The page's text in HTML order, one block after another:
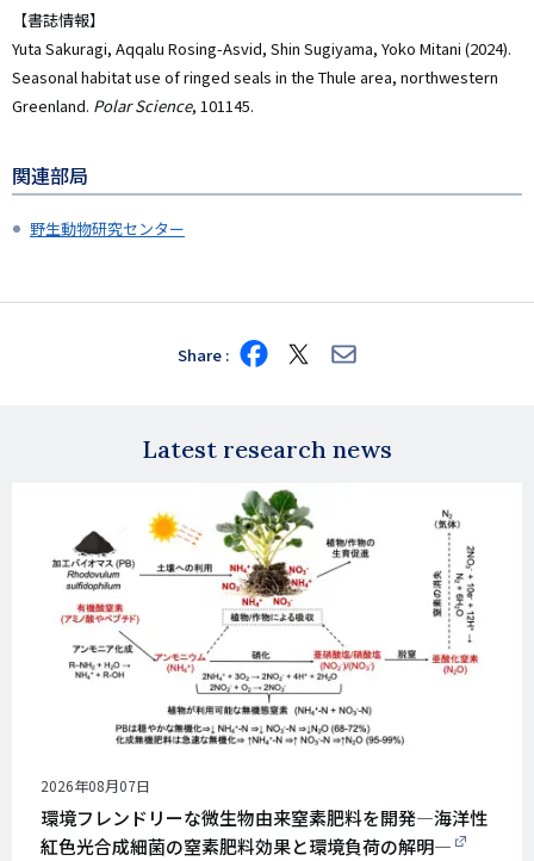
【書誌情報】
Yuta Sakuragi, Aqqalu Rosing-Asvid, Shin Sugiyama, Yoko Mitani (2024).
Seasonal habitat use of ringed seals in the Thule area, northwestern
Greenland. Polar Science, 101145.
関連部局
野生動物研究センター
Share Share
on
Share
on
Share
via
Latest research news
公
開
日
2026年08月07日
環境フレンドリーな微生物由来窒素肥料を開発―海洋性
紅色光合成細菌の窒素肥料効果と環境負荷の解明―